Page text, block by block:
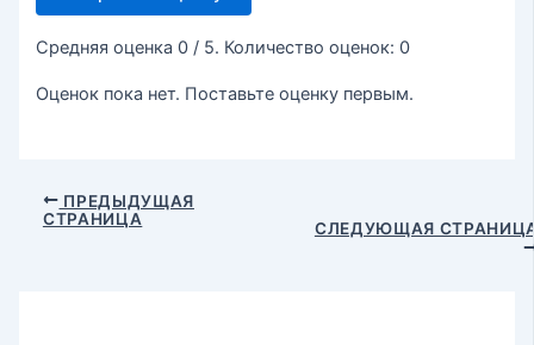
Средняя оценка 0 / 5. Количество оценок: 0
Оценок пока нет. Поставьте оценку первым.
ПРЕДЫДУЩАЯ
СТРАНИЦА
СЛЕДУЮЩАЯ